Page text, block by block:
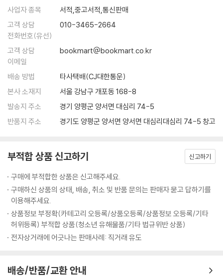
사업자 종목
서적,중고서적,통신판매
고객 상담
전화번호(유선)
010-3465-2664
고객 상담
이메일
bookmart@bookmart.co.kr
배송 방법
타사택배(CJ대한통운)
본사 소재지
서울 강남구 개포동 168-8
발송지 주소
경기 양평군 양서면 대심리 74-5
반품지 주소
경기도 양평군 양서면 양서면 대심리대심리 74-5 창고
부적합 상품 신고하기 신고하기
구매에 부적합한 상품은 신고해주세요.
구매하신 상품의 상태, 배송, 취소 및 반품 문의는 판매자 묻고 답하기를
이용해주세요.
상품정보 부정확(카테고리 오등록/상품오등록/상품정보 오등록/기타
허위등록) 부적합 상품(청소년 유해물품/기타 법규위반 상품)
전자상거래에 어긋나는 판매사례: 직거래 유도
배송/반품/교환 안내